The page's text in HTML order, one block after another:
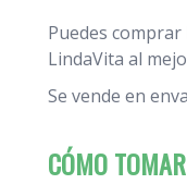
Puedes comprar
LindaVita al
Se vende en
CÓMO TOMAR